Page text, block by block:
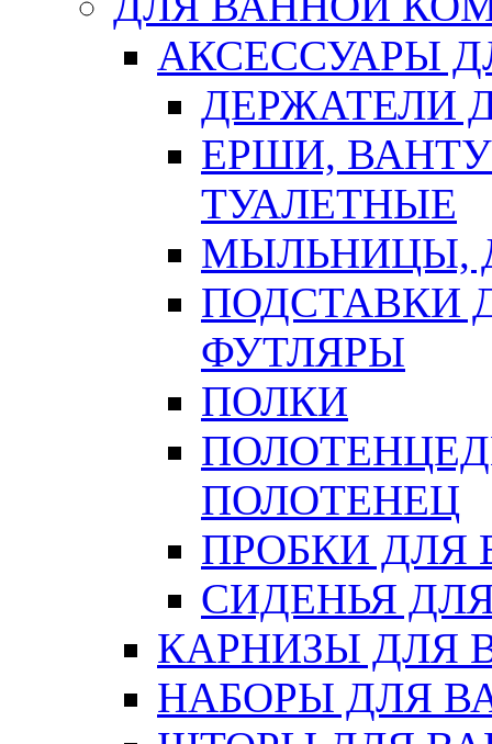
АКСЕССУАРЫ
ДЕРЖАТЕЛИ
ЕРШИ,
ТУАЛЕТНЫЕ
МЫЛЬНИЦЫ,
ПОДСТАВКИ
ФУТЛЯРЫ
ПОЛКИ
ПОЛОТЕНЕЦ
ПРОБКИ ДЛЯ
СИДЕНЬЯ
КАРНИЗЫ ДЛЯ
НАБОРЫ ДЛЯ